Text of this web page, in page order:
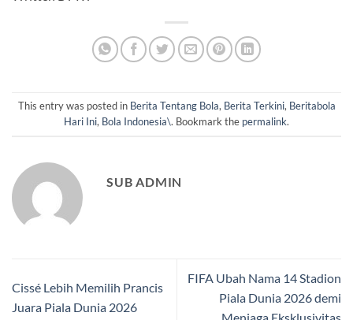
This entry was posted in Berita Tentang Bola, Berita Terkini, Beritabola
Hari Ini, Bola Indonesia\. Bookmark the permalink.
SUB ADMIN
Cissé Lebih Memilih Prancis
Juara Piala Dunia 2026
FIFA Ubah Nama 14 Stadion
Piala Dunia 2026 demi